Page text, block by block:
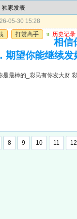
独家发表
05-30 15:28
打赏高手 u 历史记录
相信
期望你能继续发
是最棒的_彩民有你发大财.
8 9 10 11 12